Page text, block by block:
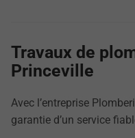
Travaux de
Princeville
Avec l’entreprise
garantie d’un service